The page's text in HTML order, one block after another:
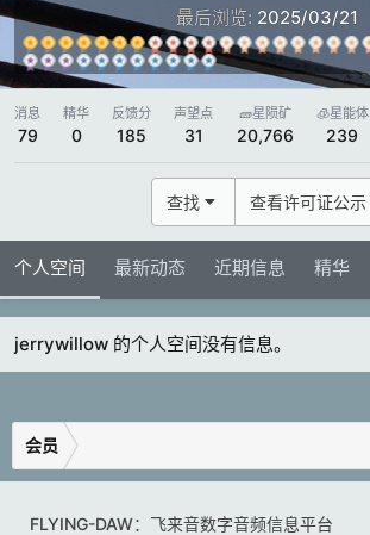
最后浏览 2025/03/21
消息
79
精华
0
反馈分
185
声望点
31
🧱星陨矿
20,766
🧊星能体
239
查找 查看许可证公示
个人空间 最新动态 近期信息 精华
jerrywillow 的个人空间没有信息。
会员
FLYING-DAW：飞来音数字音频信息平台